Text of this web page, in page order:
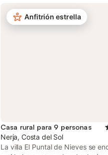
Anfitrión estrella
Casa rural para 9 personas
Nerja, Costa del Sol
La villa El Puntal de Nieves se